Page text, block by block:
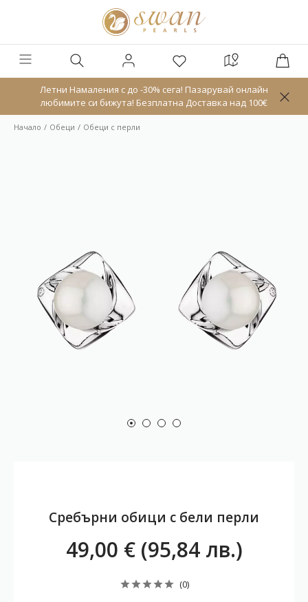
Летни Намаления с до -30% сега! Пазарувай онлайн
любимите си бижута! Безплатна Доставка над 100€
Начало Обeци Обеци с перли
Сребърни обици с бели перли
49,00 € (95,84 лв.)
(0)